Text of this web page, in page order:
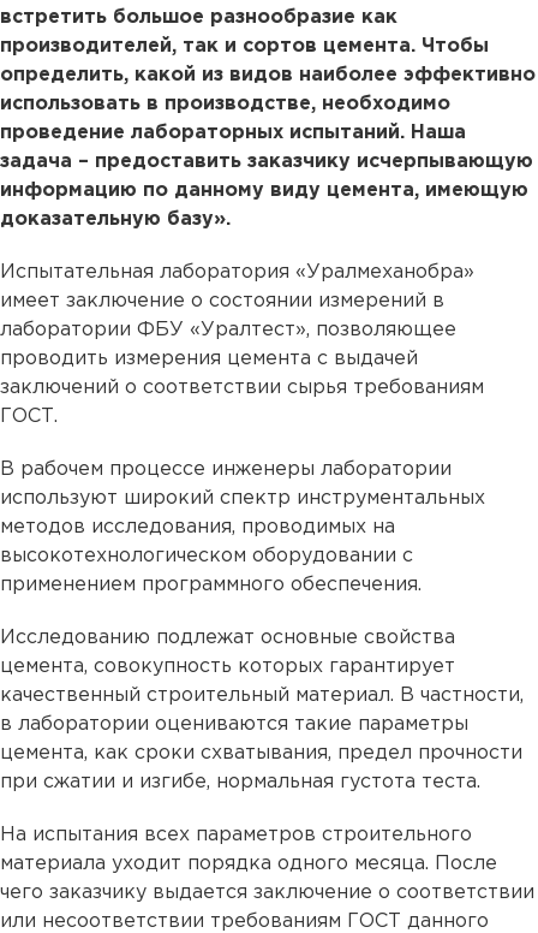
встретить большое разнообразие как
производителей, так и сортов цемента. Чтобы
определить, какой из видов наиболее эффективно
использовать в производстве, необходимо
проведение лабораторных испытаний. Наша
задача – предоставить заказчику исчерпывающую
информацию по данному виду цемента, имеющую
доказательную базу».
Испытательная лаборатория «Уралмеханобра»
имеет заключение о состоянии измерений в
лаборатории ФБУ «Уралтест», позволяющее
проводить измерения цемента с выдачей
заключений о соответствии сырья требованиям
ГОСТ.
В рабочем процессе инженеры лаборатории
используют широкий спектр инструментальных
методов исследования, проводимых на
высокотехнологическом оборудовании с
применением программного обеспечения.
Исследованию подлежат основные свойства
цемента, совокупность которых гарантирует
качественный строительный материал. В частности,
в лаборатории оцениваются такие параметры
цемента, как сроки схватывания, предел прочности
при сжатии и изгибе, нормальная густота теста.
На испытания всех параметров строительного
материала уходит порядка одного месяца. После
чего заказчику выдается заключение о соответствии
или несоответствии требованиям ГОСТ данного